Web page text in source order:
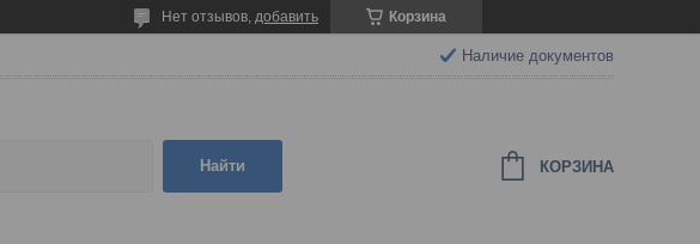
Корзина
Нет отзывов, добавить
Наличие документов
Найти КОРЗИНА